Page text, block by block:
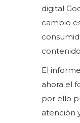
digital
cambio
El
ahora el
por ello
atención